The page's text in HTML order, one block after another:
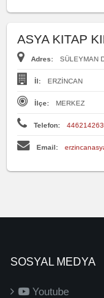
ASYA KITAP
Adres: SÜLEYMAN
İl: ERZİNCAN
İlçe: MERKEZ
Telefon:
Email:
SOSYAL MEDYA
Youtube